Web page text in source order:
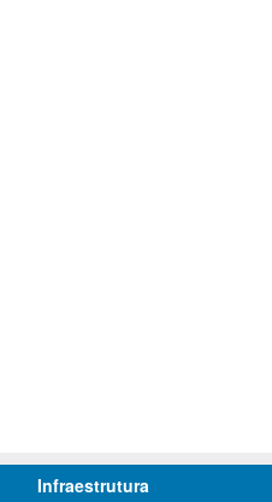
Infraestrutura